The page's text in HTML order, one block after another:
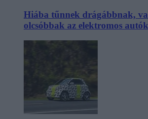
Hiába tűnnek drágábbnak,
olcsóbbak az elektromos autók